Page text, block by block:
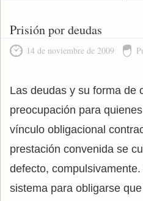
Prisión por deudas
14 de noviembre de 2009
Las deudas y su forma de
preocupación para
vínculo obligacional
prestación convenida se
defecto,
sistema para obligarse